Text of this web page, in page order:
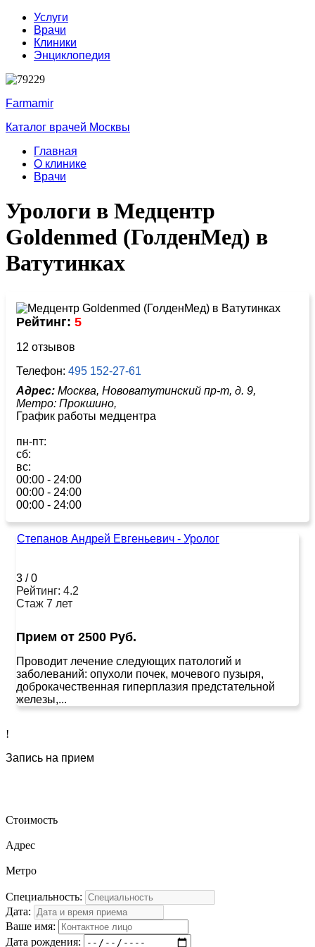
Услуги
Врачи
Клиники
Энциклопедия
Farmamir
Каталог врачей Москвы
Главная
О клинике
Врачи
Урологи в Медцентр
Goldenmed (ГолденМед) в
Ватутинках
Рейтинг: 5
12 отзывов
Телефон: 495 152-27-61
Адрес: Москва, Нововатутинский пр-т, д. 9,
Метро: Прокшино,
График работы медцентра
пн-пт:
сб:
вс:
00:00 - 24:00
00:00 - 24:00
00:00 - 24:00
Степанов Андрей Евгеньевич - Уролог
3 /0
Рейтинг: 4.2
Стаж 7 лет
Прием от 2500 Руб.
Проводит лечение следующих патологий и
заболеваний: опухоли почек, мочевого пузыря,
доброкачественная гиперплазия предстательной
железы,...
!
Запись на прием
Стоимость
Адрес
Метро
Специальность:
Дата:
Ваше имя:
Дата рождения: